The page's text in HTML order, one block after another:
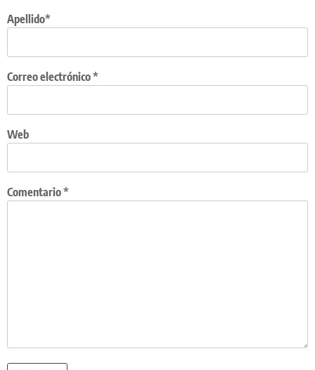
Apellido*
Correo electrónico*
Web
Comentario*